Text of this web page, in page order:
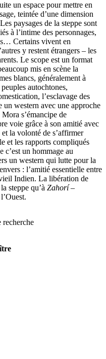
un espace pour mettre en
teintée d’une dimension
paysages de la steppe sont
à l’intime des personnages,
Certains vivent en
y restent étrangers – les
Le scope est un format
mis en scène la
blancs, généralement à
autochtones,
l’esclavage des
un western avec une approche
s’émancipe de
voie grâce à son amitié avec
la volonté de s’affirmer
et les rapports compliqués
c’est un hommage au
un western qui lutte pour la
: l’amitié essentielle entre
Indien. La libération de
steppe qu’à Zahorí–
recherche